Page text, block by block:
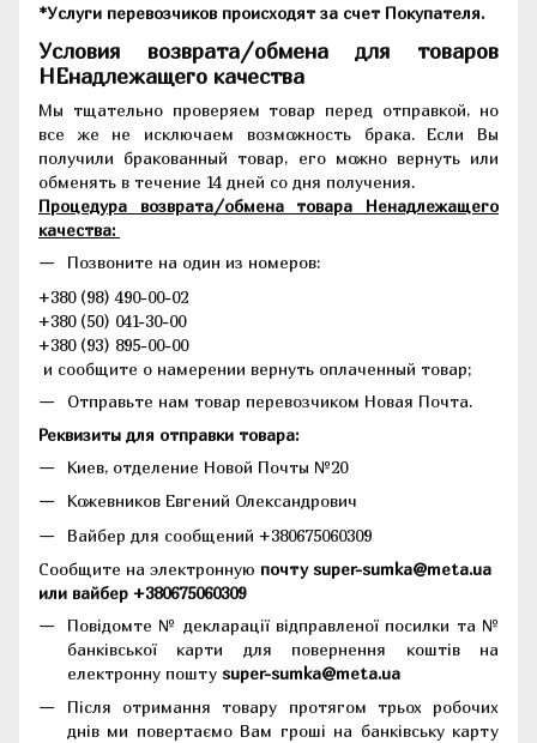
*Услуги перевозчиков происходят за счет Покупателя.
Условия возврата/обмена для товаров
НЕнадлежащего качества
Мы тщательно проверяем товар перед отправкой, но
все же не исключаем возможность брака. Если Вы
получили бракованный товар, его можно вернуть или
обменять в течение 14 дней со дня получения.
Процедура возврата/обмена товара Ненадлежащего
качества:
Позвоните на один из номеров:
+380 (98) 490-00-02
+380 (50) 041-30-00
+380 (93) 895-00-00
и сообщите о намерении вернуть оплаченный товар;
Отправьте нам товар перевозчиком Новая Почта.
Реквизиты для отправки товара:
Киев, отделение Новой Почты №20
Кожевников Евгений Олександрович
Вайбер для сообщений +380675060309
Сообщите на электронную почту super-sumka@meta.ua
или вайбер +380675060309
Повідомте № декларації відправленої посилки та №
банківської карти для повернення коштів на
електронну пошту super-sumka@meta.ua
Після отримання товару протягом трьох робочих
днів ми повертаємо Вам гроші на банківську карту